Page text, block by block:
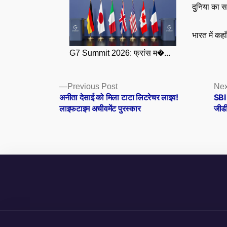
G7 Summit 2026: फ्रांस म�...
दुनिया का
भारत में
Posts
navigation
Previous PostPrevious
post:
अनीता देसाई को मिला टाटा लिटरेचर लाइव!
लाइफटाइम अचीवमेंट पुरस्कार
SBI